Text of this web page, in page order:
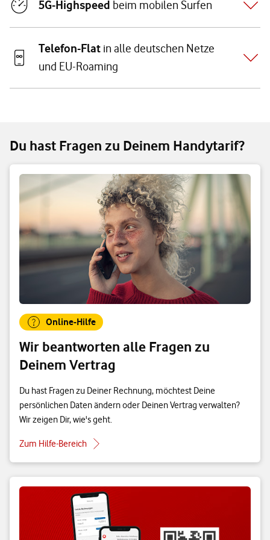
5G-Highspeed beim mobilen Surfen
Telefon-Flat in alle deutschen Netze
und EU-Roaming
Du hast Fragen zu Deinem Handytarif?
Online-Hilfe
Wir beantworten alle Fragen zu
Deinem Vertrag
Du hast Fragen zu Deiner Rechnung, möchtest Deine
persönlichen Daten ändern oder Deinen Vertrag verwalten?
Wir zeigen Dir, wie's geht.
Zum Hilfe-Bereich